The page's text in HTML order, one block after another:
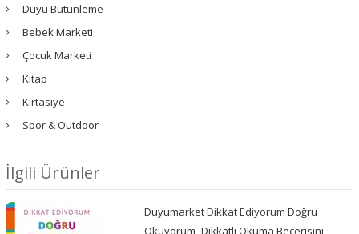
Duyu Bütünleme
Bebek Marketi
Çocuk Marketi
Kitap
Kırtasiye
Spor & Outdoor
İlgili Ürünler
Duyumarket Dikkat Ediyorum Doğru
Okuyorum- Dikkatli Okuma Becerisini